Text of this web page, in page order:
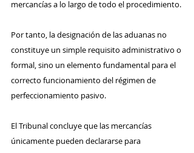
mercancías a lo largo de todo el procedimiento.
Por tanto, la designación de las aduanas no
constituye un simple requisito administrativo o
formal, sino un elemento fundamental para el
correcto funcionamiento del régimen de
perfeccionamiento pasivo.
El Tribunal concluye que las mercancías
únicamente pueden declararse para